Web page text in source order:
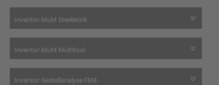
Inventor MuM Steelwork
Inventor MuM Multitool
Inventor Gestellanalyse FEM